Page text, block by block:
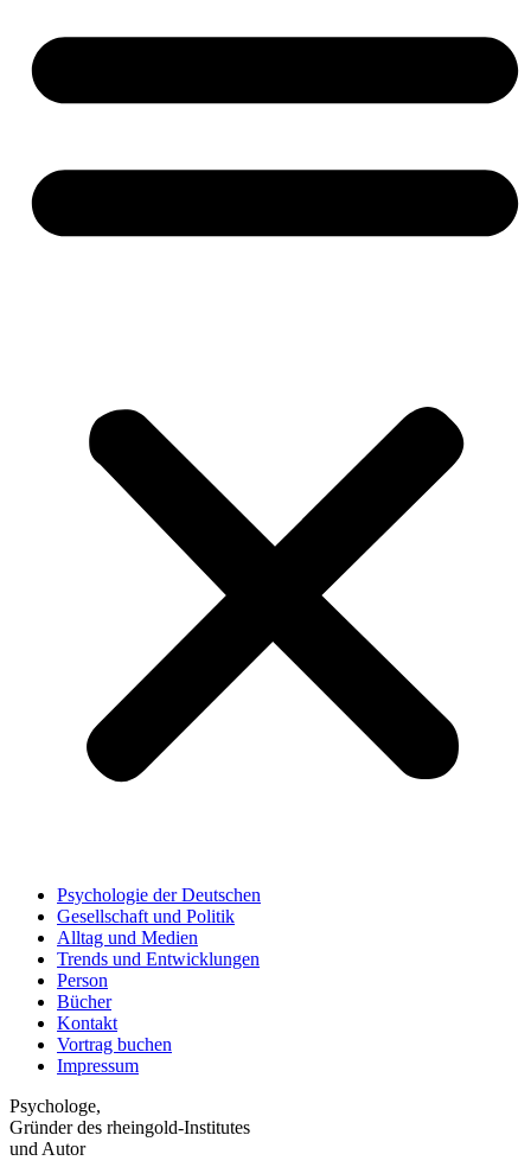
Psychologie der Deutschen
Gesellschaft und Politik
Alltag und Medien
Trends und Entwicklungen
Person
Bücher
Kontakt
Vortrag buchen
Impressum
Psychologe,
Gründer des rheingold-Institutes
und Autor